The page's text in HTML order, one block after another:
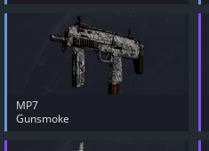
MP7
Gunsmoke